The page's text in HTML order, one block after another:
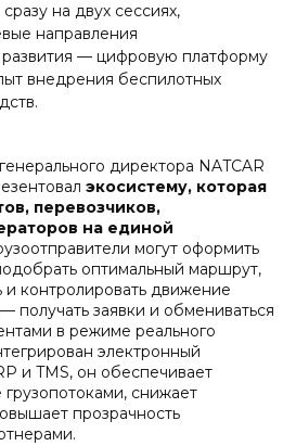
на двух сессиях,
направления
развития — цифровую платформу
внедрения беспилотных
директора NATCAR
экосистему, которая
перевозчиков,
на единой
могут оформить
оптимальный маршрут,
и контролировать движение
получать заявки и обмениваться
в режиме реального
электронный
и TMS, он обеспечивает
снижает
прозрачность